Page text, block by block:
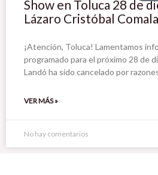
Show en Toluca 28 de
Lázaro Cristóbal
¡Atención, Toluca! Lamentamos
programado para el próximo 28 de
Landó ha sido cancelado por
VER MÁS »
No hay comentarios